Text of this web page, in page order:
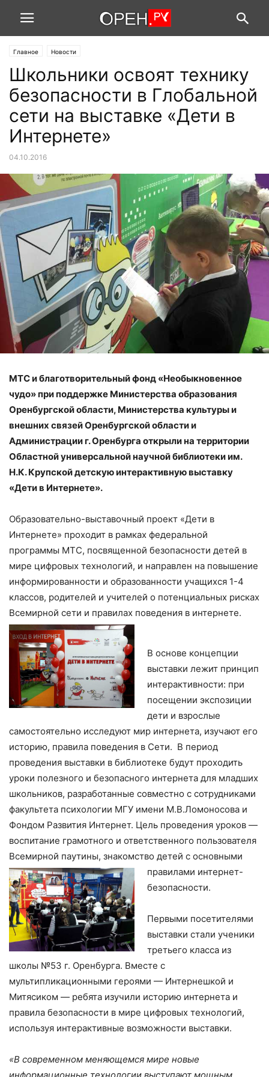
Главное Новости
Школьники освоят технику
безопасности в Глобальной
сети на выставке «Дети в
Интернете»
04.10.2016
МТС и благотворительный фонд «Необыкновенное
чудо» при поддержке Министерства образования
Оренбургской области, Министерства культуры и
внешних связей Оренбургской области и
Администрации г. Оренбурга открыли на территории
Областной универсальной научной библиотеки им.
Н.К. Крупской детскую интерактивную выставку
«Дети в Интернете».
Образовательно-выставочный проект «Дети в
Интернете» проходит в рамках федеральной
программы МТС, посвященной безопасности детей в
мире цифровых технологий, и направлен на повышение
информированности и образованности учащихся 1-4
классов, родителей и учителей о потенциальных рисках
Всемирной сети и правилах поведения в интернете.
В основе концепции
выставки лежит принцип
интерактивности: при
посещении экспозиции
дети и взрослые
самостоятельно исследуют мир интернета, изучают его
историю, правила поведения в Сети. В период
проведения выставки в библиотеке будут проходить
уроки полезного и безопасного интернета для младших
школьников, разработанные совместно с сотрудниками
факультета психологии МГУ имени М.В.Ломоносова и
Фондом Развития Интернет. Цель проведения уроков —
воспитание грамотного и ответственного пользователя
Всемирной паутины, знакомство детей с основными
правилами интернет-
безопасности.
Первыми посетителями
выставки стали ученики
третьего класса из
школы №53 г. Оренбурга. Вместе с
мультипликационными героями — Интернешкой и
Митясиком — ребята изучили историю интернета и
правила безопасности в мире цифровых технологий,
используя интерактивные возможности выставки.
«В современном меняющемся мире новые
информационные технологии выступают мощным